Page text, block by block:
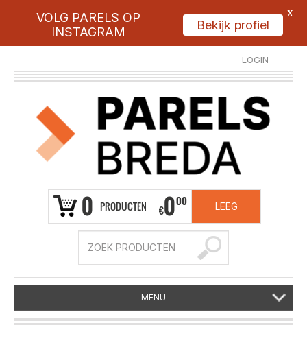
LOGIN
REGISTREER
0 PRODUCTEN €000 LEEG
MENU
VOLG PARELS OP
INSTAGRAM
Bekijk profiel
X